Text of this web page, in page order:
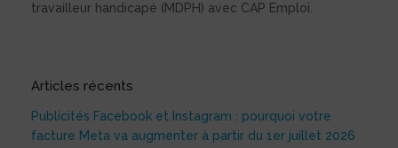
travailleur handicapé (MDPH) avec CAP Emploi.
Articles récents
Publicités Facebook et Instagram : pourquoi votre
facture Meta va augmenter à partir du 1er juillet 2026